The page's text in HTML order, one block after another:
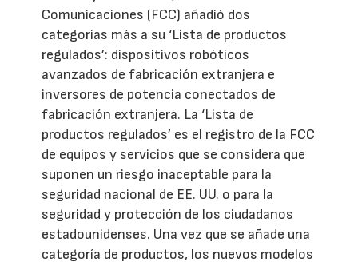
Comunicaciones (FCC) añadió dos
categorías más a su ‘Lista de productos
regulados’: dispositivos robóticos
avanzados de fabricación extranjera e
inversores de potencia conectados de
fabricación extranjera. La ‘Lista de
productos regulados’ es el registro de la FCC
de equipos y servicios que se considera que
suponen un riesgo inaceptable para la
seguridad nacional de EE. UU. o para la
seguridad y protección de los ciudadanos
estadounidenses. Una vez que se añade una
categoría de productos, los nuevos modelos